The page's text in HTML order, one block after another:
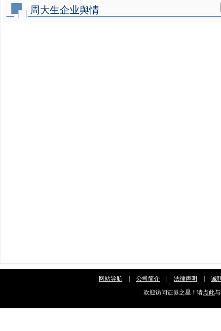
周大生企业舆情
网站导航 | 公司简介 | 法律声明 |
诚
欢迎访问证券之星！请点此